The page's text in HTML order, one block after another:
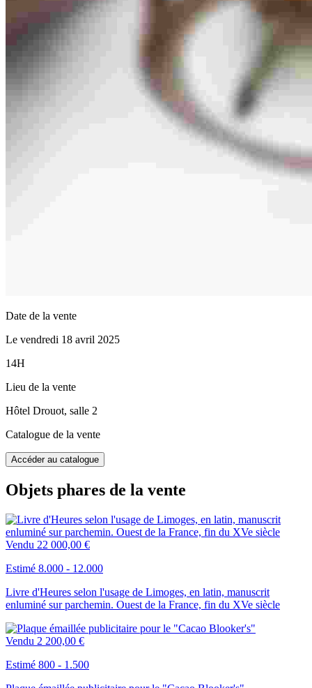
Date de la vente
Le vendredi 18 avril 2025
14H
Lieu de la vente
Hôtel Drouot, salle 2
Catalogue de la vente
Accéder au catalogue
Objets phares de la vente
Vendu 22 000,00 €
Estimé 8.000 - 12.000
Livre d'Heures selon l'usage de Limoges, en latin, manuscrit
enluminé sur parchemin. Ouest de la France, fin du XVe siècle
Vendu 2 200,00 €
Estimé 800 - 1.500